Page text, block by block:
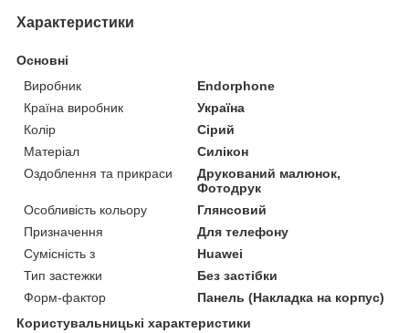
Характеристики
Основні
Виробник
Endorphone
Країна виробник
Україна
Колір
Сірий
Матеріал
Силікон
Оздоблення та прикраси
Друкований малюнок,
Фотодрук
Особливість кольору
Глянсовий
Призначення
Для телефону
Сумісність з
Huawei
Тип застежки
Без застібки
Форм-фактор
Панель (Накладка на корпус)
Користувальницькі характеристики